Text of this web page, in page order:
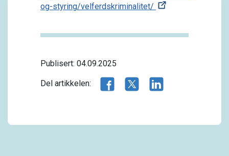
og-styring/velferdskriminalitet/
Publisert: 04.09.2025
Del artikkelen: Del artikkelen på Facebook
Del artikkelen på X.com